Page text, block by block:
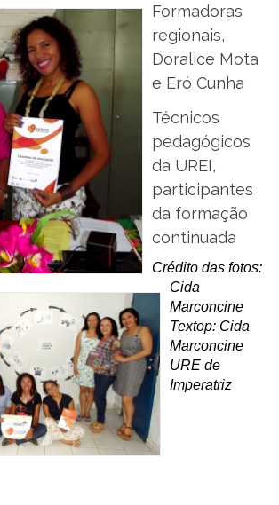
Formadoras
regionais,
Doralice Mota
e Eró Cunha
Técnicos
pedagógicos
da UREI,
participantes
da formação
continuada
Crédito das fotos:
Cida
Marconcine
Textop: Cida
Marconcine
URE de
Imperatriz